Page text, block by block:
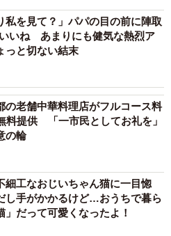
私を見て？」パパの目の前に陣取
いね あまりにも健気な熱烈ア
っと切ない結末
の老舗中華料理店がフルコース料
料提供 「一市民としてお礼を」
の輪
細工なおじいちゃん猫に一目惚
手がかかるけど…おうちで暮ら
」だって可愛くなったよ！